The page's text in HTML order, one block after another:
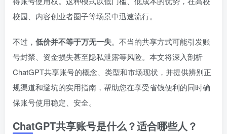
校园、内容创业者圈子等场景中迅速流行。
不过， 低价并不等于万无一失。不当的共享方式可能引发账
号封禁、资金损失甚至隐私泄露等风险。本文将深入剖析
ChatGPT共享账号的概念、类型和市场现状，并提供辨别正
规渠道和避坑的实用指南，帮助您在享受省钱便利的同时确
保账号使用稳定、安全。
ChatGPT共享账号是什么？适合哪些人？